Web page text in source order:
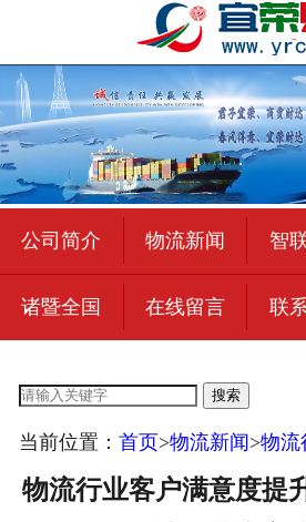
公司简介 物流新闻 智
诸暨全国 在线留言 联
搜索
当前位置： 首页>物流新闻 >物流
物流行业客户满意度提